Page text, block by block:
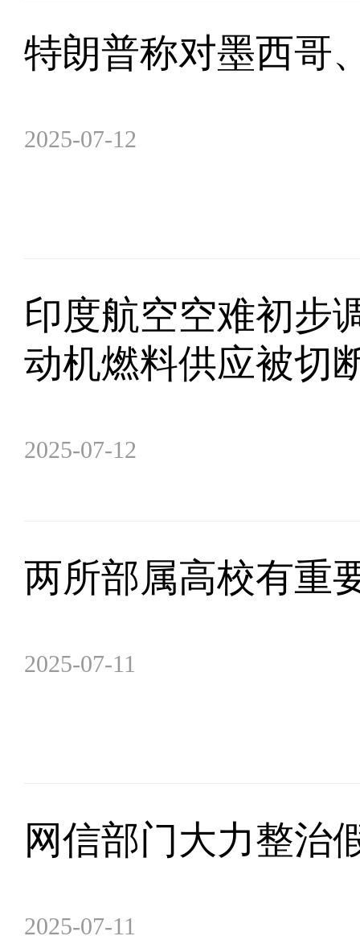
特朗普称对墨西哥
2025-07-12
印度航空空难初步
动机燃料供应被切
2025-07-12
两所部属高校有重
2025-07-11
网信部门大力整治
2025-07-11